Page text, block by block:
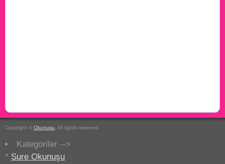
Copyright © Okunuşu . All rights reserved.
Kategoriler -->
* Sure Okunuşu